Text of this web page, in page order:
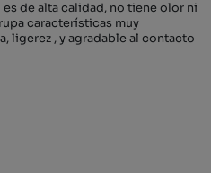
de alta calidad, no tiene olor ni
características muy
ligerez , y agradable al contacto